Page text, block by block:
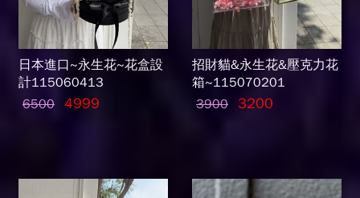
日本進口~永生花~花盒設
計115060413
6500 4999
招財貓&永生花&壓克力花
箱~115070201
3900 3200